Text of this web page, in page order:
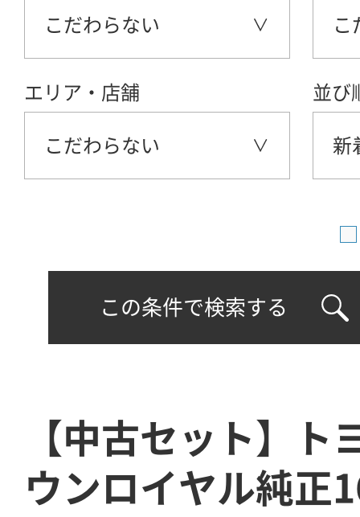
こだわらない こ
エリア・店舗
こだわらない
並び
新
この条件で検索する
【中古セット】ト
ウンロイヤル純